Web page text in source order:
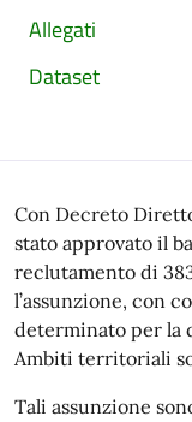
Allegati
Dataset
Con Decreto
stato approvato il
reclutamento di
l’assunzione, con
determinato per la
Ambiti territoriali
Tali assunzione